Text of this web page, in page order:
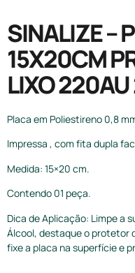
SINALIZE –
15X20CM
LIXO
Placa em Poliestireno 0,8
Impressa , com fita dupla
Medida: 15×20 cm.
Contendo 01 peça.
Dica de Aplicação: Limpe a
Álcool, destaque o protetor
fixe a placa na superfície e